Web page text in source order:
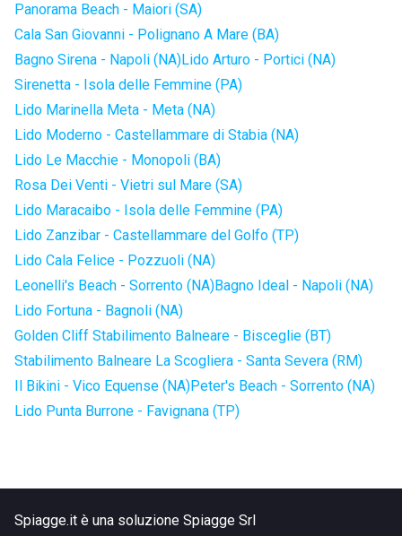
Panorama Beach - Maiori (SA)
Cala San Giovanni - Polignano A Mare (BA)
Bagno Sirena - Napoli (NA)Lido Arturo - Portici (NA)
Sirenetta - Isola delle Femmine (PA)
Lido Marinella Meta - Meta (NA)
Lido Moderno - Castellammare di Stabia (NA)
Lido Le Macchie - Monopoli (BA)
Rosa Dei Venti - Vietri sul Mare (SA)
Lido Maracaibo - Isola delle Femmine (PA)
Lido Zanzibar - Castellammare del Golfo (TP)
Lido Cala Felice - Pozzuoli (NA)
Leonelli's Beach - Sorrento (NA)Bagno Ideal - Napoli (NA)
Lido Fortuna - Bagnoli (NA)
Golden Cliff Stabilimento Balneare - Bisceglie (BT)
Stabilimento Balneare La Scogliera - Santa Severa (RM)
Il Bikini - Vico Equense (NA)Peter's Beach - Sorrento (NA)
Lido Punta Burrone - Favignana (TP)
Spiagge.it è una soluzione Spiagge Srl